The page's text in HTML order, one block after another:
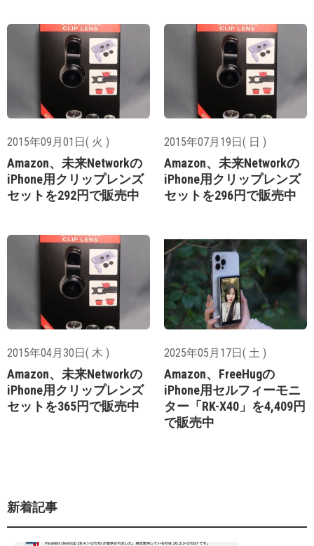
2015年09月01日( 火 )
Amazon、未来Networkの
iPhone用クリップレンズ
セットを292円で販売中
2015年07月19日( 日 )
Amazon、未来Networkの
iPhone用クリップレンズ
セットを296円で販売中
2015年04月30日( 木 )
Amazon、未来Networkの
iPhone用クリップレンズ
セットを365円で販売中
2025年05月17日( 土 )
Amazon、FreeHugの
iPhone用セルフィーモニ
ター「RK-X40」を4,409円
で販売中
新着記事